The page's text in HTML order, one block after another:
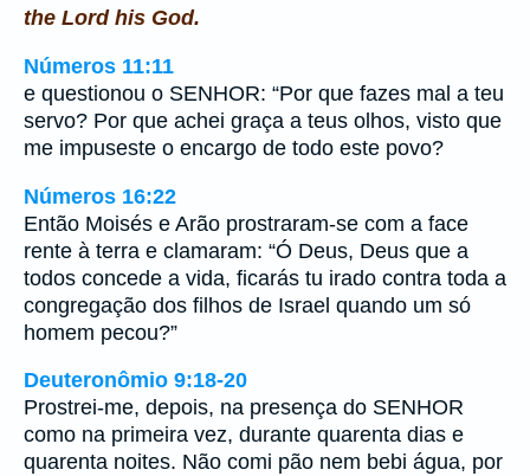
the Lord his God.
Números 11:11
e questionou o SENHOR: “Por que fazes mal a teu
servo? Por que achei graça a teus olhos, visto que
me impuseste o encargo de todo este povo?
Números 16:22
Então Moisés e Arão prostraram-se com a face
rente à terra e clamaram: “Ó Deus, Deus que a
todos concede a vida, ficarás tu irado contra toda a
congregação dos filhos de Israel quando um só
homem pecou?”
Deuteronômio 9:18-20
Prostrei-me, depois, na presença do SENHOR
como na primeira vez, durante quarenta dias e
quarenta noites. Não comi pão nem bebi água, por